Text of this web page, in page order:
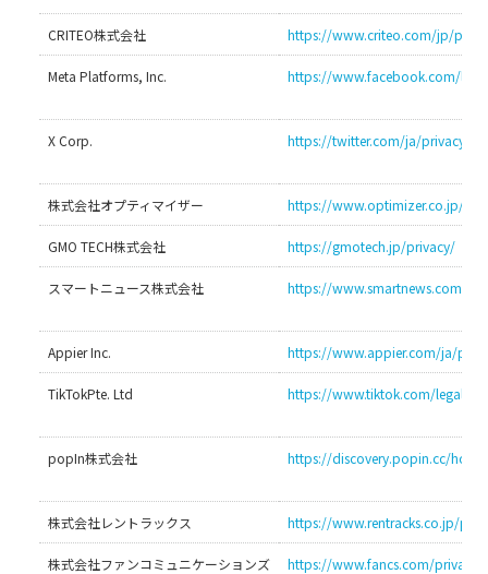
CRITEO株式会社 https://www.criteo.com/jp/
Meta Platforms, Inc. https://www.facebook.com/
X Corp. https://twitter.com/ja/privacy
株式会社オプティマイザー https://www.optimizer.co.jp/
GMO TECH株式会社 https://gmotech.jp/privacy/
スマートニュース株式会社 https://www.smartnews.com/
Appier Inc. https://www.appier.com/ja/
TikTokPte. Ltd https://www.tiktok.com/legal/
popIn株式会社 https://discovery.popin.cc/
株式会社レントラックス https://www.rentracks.co.jp/
株式会社ファンコミュニケーションズ https://www.fancs.com/privacy